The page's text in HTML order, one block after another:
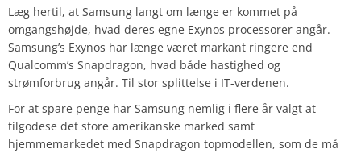
Læg hertil, at Samsung langt om længe er kommet på
omgangshøjde, hvad deres egne Exynos processorer angår.
Samsung’s Exynos har længe været markant ringere end
Qualcomm’s Snapdragon, hvad både hastighed og
strømforbrug angår. Til stor splittelse i IT-verdenen.
For at spare penge har Samsung nemlig i flere år valgt at
tilgodese det store amerikanske marked samt
hjemmemarkedet med Snapdragon topmodellen, som de må